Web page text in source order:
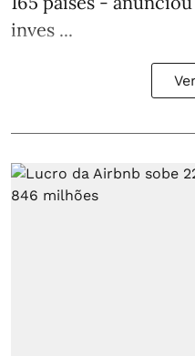
inves ...